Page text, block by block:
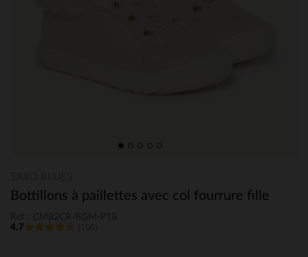
Bottillons à paillettes avec col fourrure fille
4.7